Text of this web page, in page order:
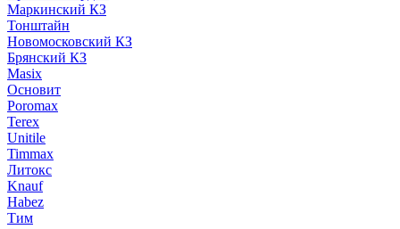
Маркинский КЗ
Тонштайн
Новомосковский КЗ
Брянский КЗ
Masix
Основит
Poromax
Terex
Unitile
Timmax
Литокс
Knauf
Habez
Тим